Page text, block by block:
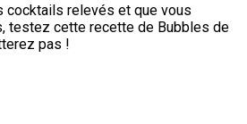
cocktails relevés et que vous
testez cette recette de Bubbles de
pas !